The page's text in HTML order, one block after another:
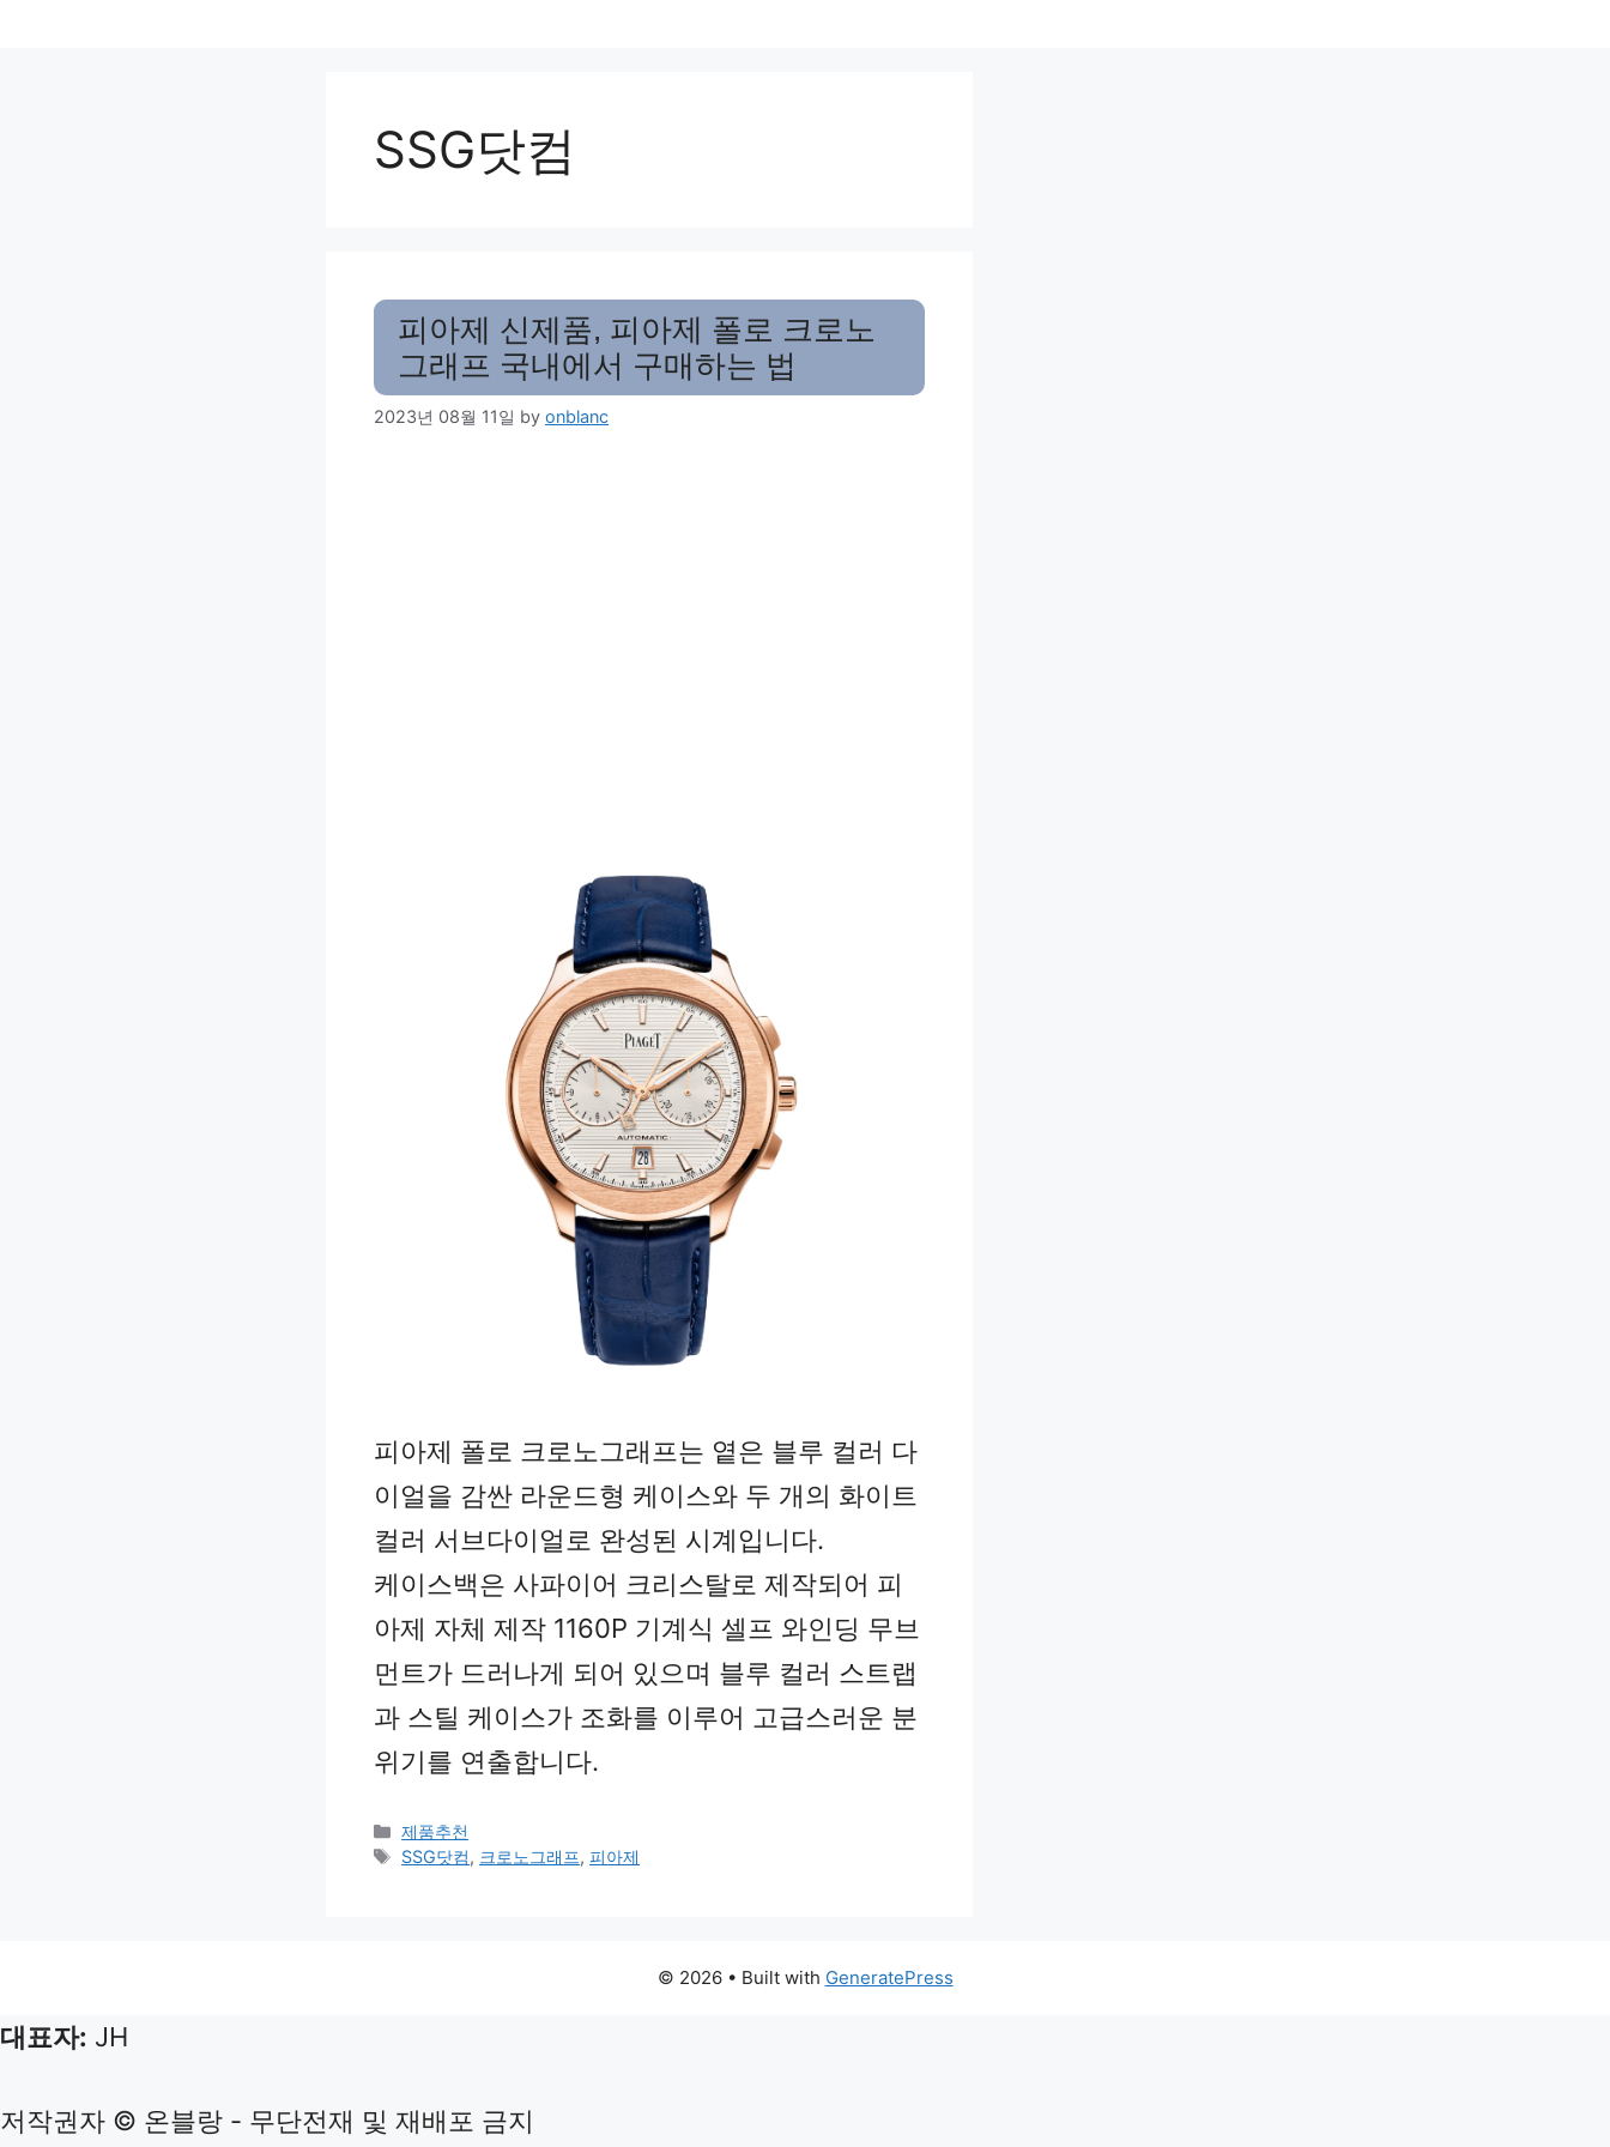
SSG닷컴
피아제 신제품, 피아제 폴로 크로노
그래프 국내에서 구매하는 법
2023년 08월 11일 by onblanc
피아제 폴로 크로노그래프는 옅은 블루 컬러 다
이얼을 감싼 라운드형 케이스와 두 개의 화이트
컬러 서브다이얼로 완성된 시계입니다.
케이스백은 사파이어 크리스탈로 제작되어 피
아제 자체 제작 1160P 기계식 셀프 와인딩 무브
먼트가 드러나게 되어 있으며 블루 컬러 스트랩
과 스틸 케이스가 조화를 이루어 고급스러운 분
위기를 연출합니다.
Categories
제품추천
Tags
SSG닷컴, 크로노그래프,피아제
© 2026 • Built with GeneratePress
대표자: JH
저작권자 © 온블랑 - 무단전재 및 재배포 금지